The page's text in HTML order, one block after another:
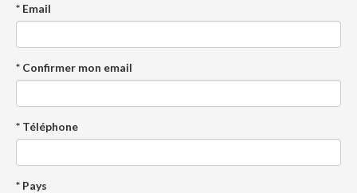
* Email
* Confirmer mon email
* Téléphone
* Pays